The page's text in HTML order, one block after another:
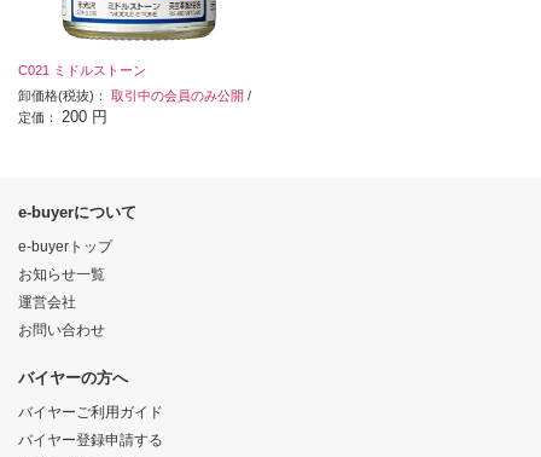
C021 ミドルストーン
卸価格(税抜)： 取引中の会員のみ公開 /
定価： 200 円
e-buyerについて
e-buyerトップ
お知らせ一覧
運営会社
お問い合わせ
バイヤーの方へ
バイヤーご利用ガイド
バイヤー登録申請する